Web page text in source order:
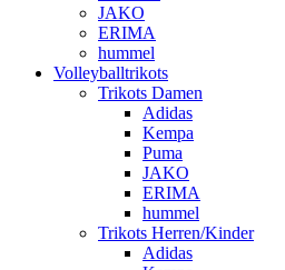
JAKO
ERIMA
hummel
Volleyballtrikots
Trikots Damen
Adidas
Kempa
Puma
JAKO
ERIMA
hummel
Trikots Herren/Kinder
Adidas